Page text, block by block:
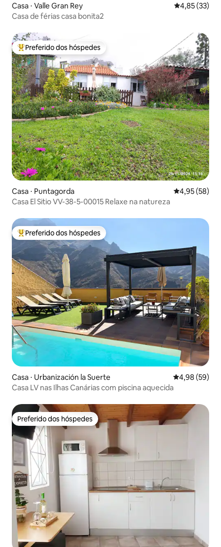
Casa ⋅ Valle Gran Rey 4,85 de uma
4,85 (33)
Casa de férias casa bonita2
Entre os melhores preferidos dos hóspedes
Preferido dos hóspedes
Casa ⋅ Puntagorda 4,95 de uma
4,95 (58)
Casa El Sitio VV-38-5-00015 Relaxe na natureza
Entre os melhores preferidos dos hóspedes
Preferido dos hóspedes
Casa ⋅ Urbanización la Suerte 4,98 de uma
4,98 (59)
Casa LV nas Ilhas Canárias com piscina aquecida
Preferido dos hóspedes
Preferido dos hóspedes